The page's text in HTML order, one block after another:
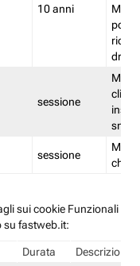
10 anni
sessione
sessione
sui cookie Funzionali
su fastweb.it:
Durata Descrizione